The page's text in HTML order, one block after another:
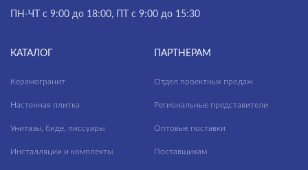
ПН-ЧТ с 9:00 до 18:00, ПТ с 9:00 до 15:30
КАТАЛОГ
Керамогранит
Настенная плитка
Унитазы, биде, писсуары
Инсталляции и комплекты
ПАРТНЕРАМ
Отдел проектных продаж
Региональные представители
Оптовые поставки
Поставщикам